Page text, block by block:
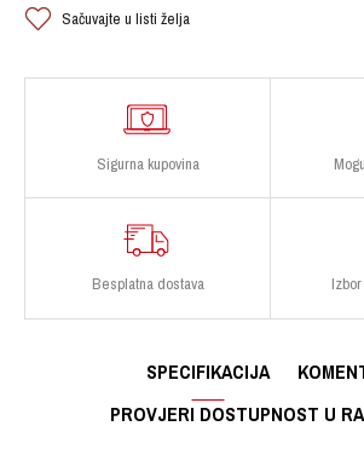
Sačuvajte u listi želja
Sigurna kupovina
Besplatna dostava
SPECIFIKACIJA
PROVJERI DOSTUPNOST U